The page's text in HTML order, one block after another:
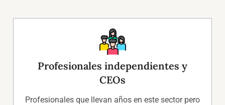
Profesionales independientes y
CEOs
Profesionales que llevan años en este sector pero